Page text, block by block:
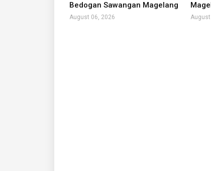
Bedogan Sawangan Magelang
August 06, 2026